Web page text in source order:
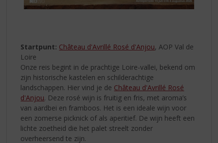
Startpunt: Château d'Avrillé Rosé d'Anjou, AOP Val de
Loire
Onze reis begint in de prachtige Loire-vallei, bekend om
zijn historische kastelen en schilderachtige
landschappen. Hier vind je de Château d'Avrillé Rosé
d'Anjou. Deze rosé wijn is fruitig en fris, met aroma’s
van aardbei en framboos. Het is een ideale wijn voor
een zomerse picknick of als aperitief. De wijn heeft een
lichte zoetheid die het palet streelt zonder
overheersend te zijn.